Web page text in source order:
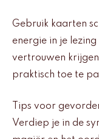
Gebruik kaarten
energie in je
vertrouwen
praktisch toe te
Tips voor
Verdiep je in de